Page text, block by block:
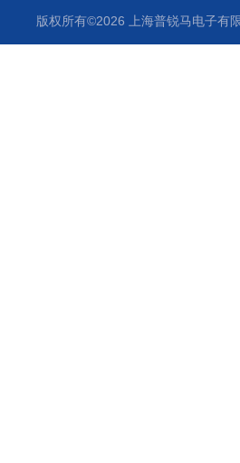
版权所有©2026 上海普锐马电子